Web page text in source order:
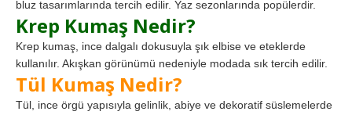
bluz tasarımlarında tercih edilir. Yaz sezonlarında popülerdir.
Krep Kumaş Nedir?
Krep kumaş, ince dalgalı dokusuyla şık elbise ve eteklerde
kullanılır. Akışkan görünümü nedeniyle modada sık tercih edilir.
Tül Kumaş Nedir?
Tül, ince örgü yapısıyla gelinlik, abiye ve dekoratif süslemelerde